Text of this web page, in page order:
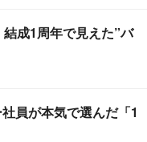
成1周年で見えた”バ
員が本気で選んだ「1